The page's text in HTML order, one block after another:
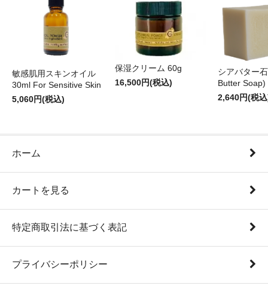
敏感肌用スキンオイル
30ml For Sensitive Skin
5,060円(税込)
保湿クリーム 60g
16,500円(税込)
シアバター
Butter Soap)
2,640円(税
ホーム
カートを見る
特定商取引法に基づく表記
プライバシーポリシー